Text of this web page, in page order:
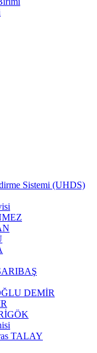
Sistemi (UHDS)
DEMİR
TALAY